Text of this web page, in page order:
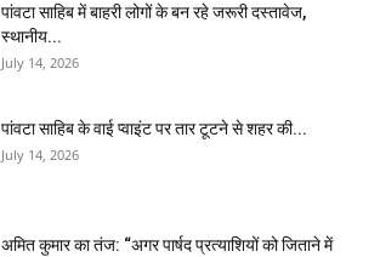
पांवटा साहिब में बाहरी लोगों के बन रहे जरूरी दस्तावेज,
स्थानीय...
July 14, 2026
पांवटा साहिब के वाई प्वाइंट पर तार टूटने से शहर की...
July 14, 2026
अमित कुमार का तंज: “अगर पार्षद प्रत्याशियों को जिताने में